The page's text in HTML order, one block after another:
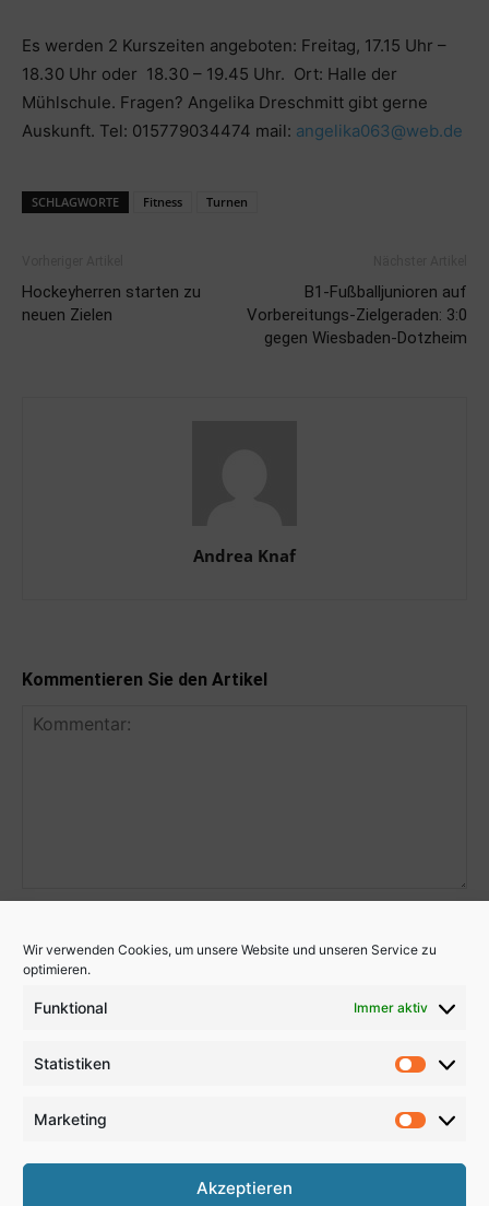
Wir verwenden Cookies, um unsere Website und unseren Service zu
optimieren.
Funktional Immer aktiv
Statistiken
Marketing
Akzeptieren
Es werden 2 Kurszeiten angeboten: Freitag, 17.15 Uhr –
18.30 Uhr oder 18.30 – 19.45 Uhr. Ort: Halle der
Mühlschule. Fragen? Angelika Dreschmitt gibt gerne
Auskunft. Tel: 015779034474 mail: angelika063@web.de
SCHLAGWORTE Fitness Turnen
Hockeyherren starten zu
neuen Zielen
B1-Fußballjunioren auf
Vorbereitungs-Zielgeraden: 3:0
gegen Wiesbaden-Dotzheim
Andrea Knaf
Kommentieren Sie den Artikel